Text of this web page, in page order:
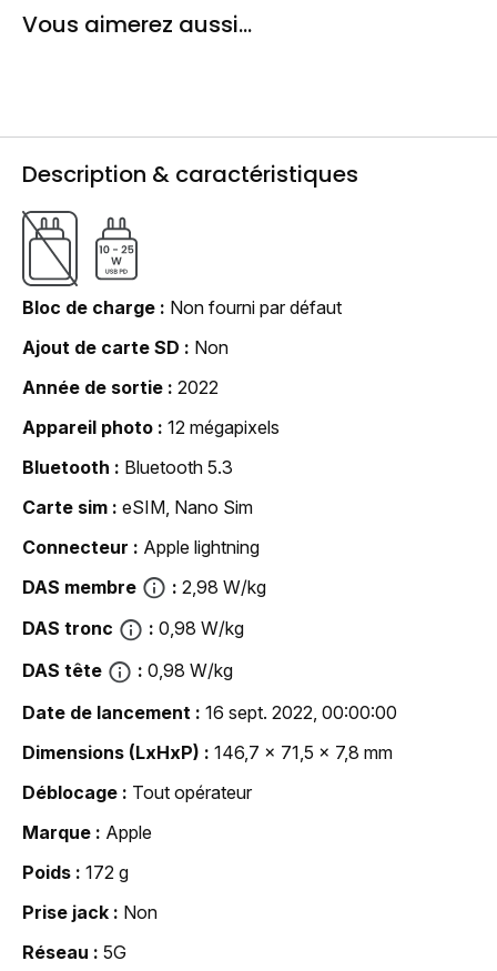
Vous aimerez aussi...
Description & caractéristiques
Bloc de charge
Non fourni par défaut
Ajout de carte SD
Non
Année de sortie
2022
Appareil photo
12 mégapixels
Bluetooth
Bluetooth 5.3
Carte sim
eSIM, Nano Sim
Connecteur
Apple lightning
DAS membre
2,98 W/kg
DAS tronc
0,98 W/kg
DAS tête
0,98 W/kg
Date de lancement
16 sept. 2022, 00:00:00
Dimensions (LxHxP)
146,7 x 71,5 x 7,8 mm
Déblocage
Tout opérateur
Marque
Apple
Poids
172 g
Prise jack
Non
Réseau
5G